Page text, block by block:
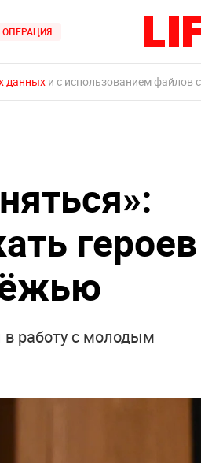
данных и с использованием файлов
героев
в работу с молодым